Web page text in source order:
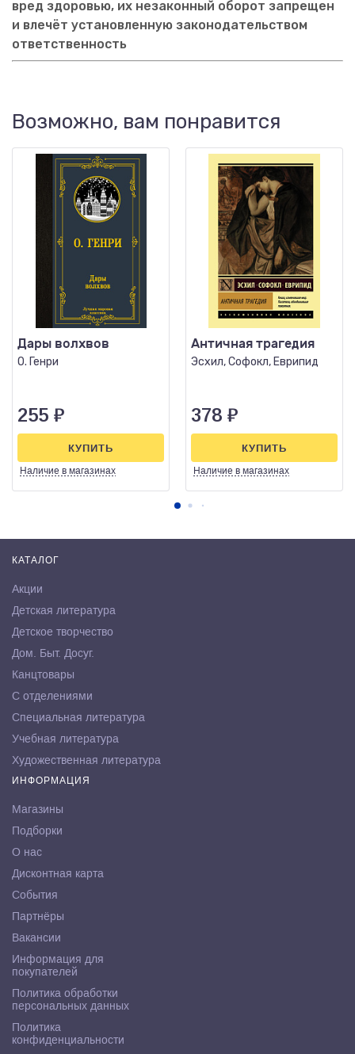
вред здоровью, их незаконный оборот запрещен
и влечёт установленную законодательством
ответственность
Возможно, вам понравится
Дары волхвов
О. Генри
255 ₽
Наличие в магазинах
КУПИТЬ
Античная трагедия
Эсхил, Софокл, Еврипид
378 ₽
Наличие в магазинах
КУПИТЬ
КАТАЛОГ
Акции
Детская литература
Детское творчество
Дом. Быт. Досуг.
Канцтовары
С отделениями
Специальная литература
Учебная литература
Художественная литература
ИНФОРМАЦИЯ
Магазины
Подборки
О нас
Дисконтная карта
События
Партнёры
Вакансии
Информация для
покупателей
Политика обработки
персональных данных
Политика
конфиденциальности